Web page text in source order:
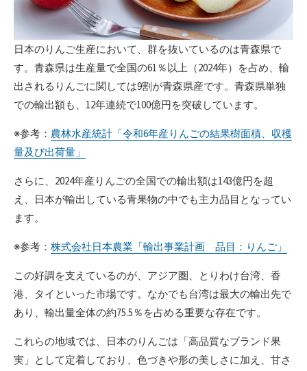
日本のりんご生産において、群を抜いているのは青森県で
す。青森県は生産量で全国の61％以上（2024年）を占め、輸
出されるりんごに関しては9割が青森県産です。青森県単独
での輸出額も、12年連続で100億円を突破しています。
※参考： 農林水産統計「令和6年産りんごの結果樹面積、収穫
量及び出荷量」
さらに、2024年産りんごの全国での輸出額は143億円を超
え、日本が輸出している青果物の中でも主力品目となってい
ます。
※参考： 株式会社日本農業「輸出事業計画 品目：りんご」
この好調を支えているのが、アジア圏、とりわけ台湾、香
港、タイといった市場です。なかでも台湾は最大の輸出先で
あり、輸出量全体の約75.5％を占める重要な存在です。
これらの地域では、日本のりんごは「高品質なブランド果
実」として定着しており、色づきや形の美しさに加え、甘さ